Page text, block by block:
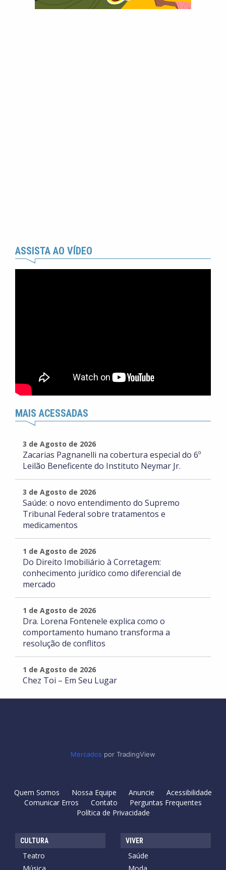
ASSISTA AO VÍDEO
MAIS ACESSADAS
3 de Agosto de 2026
Zacarias Pagnanelli na cobertura especial do 6º
Leilão Beneficente do Instituto Neymar Jr.
3 de Agosto de 2026
Saúde: o novo entendimento do Supremo
Tribunal Federal sobre tratamentos e
medicamentos
1 de Agosto de 2026
Do Direito Imobiliário à Corretagem:
conhecimento jurídico como diferencial de
mercado
1 de Agosto de 2026
Dra. Lorena Fontenele explica como o
comportamento humano transforma a
resolução de conflitos
1 de Agosto de 2026
Chez Toi – Em Seu Lugar
Mercados por TradingView
Quem Somos Nossa Equipe Anuncie
Acessibilidade
Comunicar Erros
Contato
Perguntas Frequentes
Política de Privacidade
CULTURA
Teatro
VIVER
Saúde